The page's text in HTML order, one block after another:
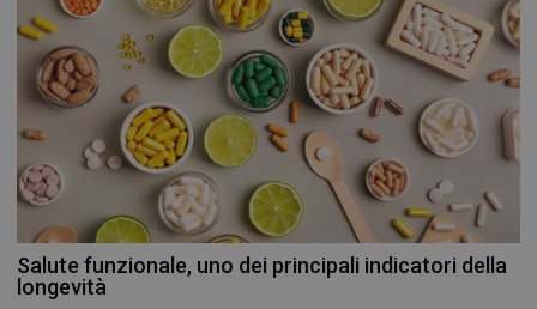
Salute funzionale, uno dei principali indicatori della
longevità